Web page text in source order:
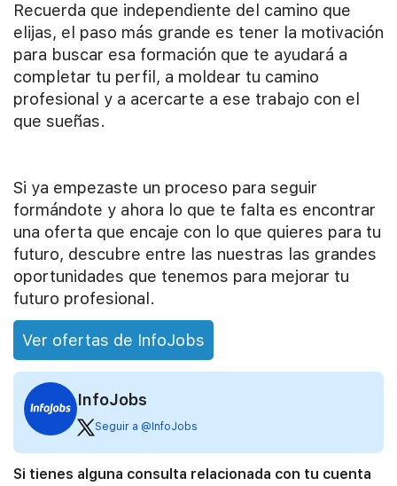
Recuerda que independiente del camino que
elijas, el paso más grande es tener la motivación
para buscar esa formación que te ayudará a
completar tu perfil, a moldear tu camino
profesional y a acercarte a ese trabajo con el
que sueñas.
Si ya empezaste un proceso para seguir
formándote y ahora lo que te falta es encontrar
una oferta que encaje con lo que quieres para tu
futuro, descubre entre las nuestras las grandes
oportunidades que tenemos para mejorar tu
futuro profesional.
Ver ofertas de InfoJobs
InfoJobs
Seguir a @InfoJobs
Si tienes alguna consulta relacionada con tu cuenta